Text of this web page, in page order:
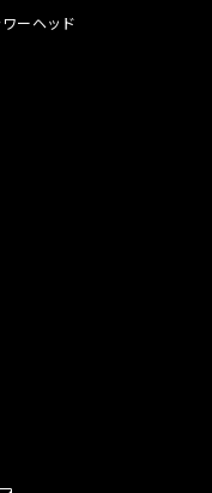
ーヘッド